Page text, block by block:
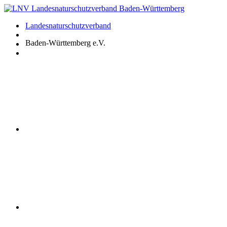
Zum
springenLandesnaturschutzverband
Baden-Württemberg e.V.